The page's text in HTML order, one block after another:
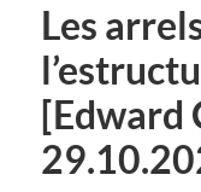
Les
[Edward